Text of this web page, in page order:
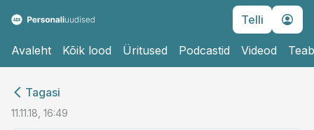
Telli
Avaleht Kõik lood Üritused Podcastid Videod
Tagasi
11.11.18, 16:49